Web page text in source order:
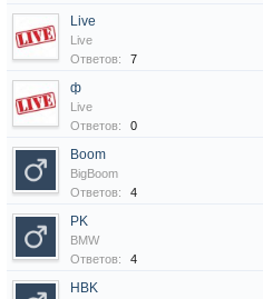
Live
Live
Ответов:
7
ф
Live
Ответов:
0
Boom
BigBoom
Ответов:
4
PK
BMW
Ответов:
4
HBK